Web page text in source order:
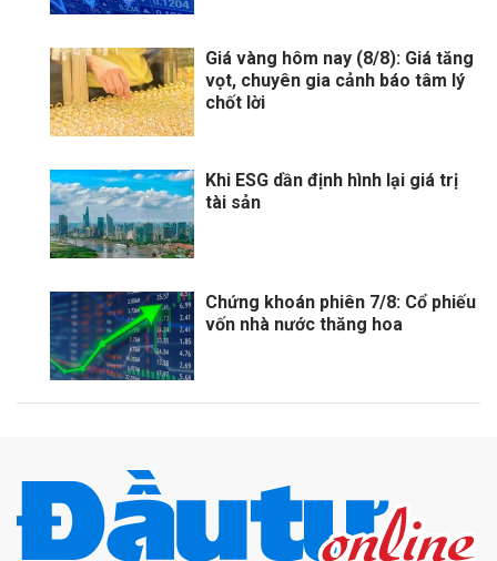
Giá vàng hôm nay (8/8): Giá tăng
vọt, chuyên gia cảnh báo tâm lý
chốt lời
Khi ESG dần định hình lại giá trị
tài sản
Chứng khoán phiên 7/8: Cổ phiếu
vốn nhà nước thăng hoa